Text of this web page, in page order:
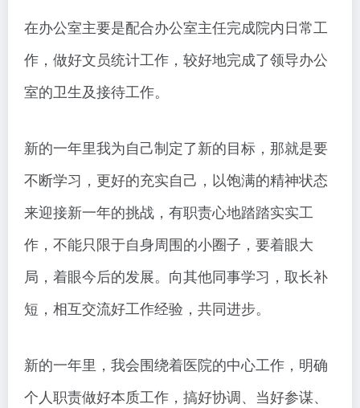
在办公室主要是配合办公室主任完成院内日常工
作，做好文员统计工作，较好地完成了领导办公
室的卫生及接待工作。
新的一年里我为自己制定了新的目标，那就是要
不断学习，更好的充实自己，以饱满的精神状态
来迎接新一年的挑战，有职责心地踏踏实实工
作，不能只限于自身周围的小圈子，要着眼大
局，着眼今后的发展。向其他同事学习，取长补
短，相互交流好工作经验，共同进步。
新的一年里，我会围绕着医院的中心工作，明确
个人职责做好本质工作，搞好协调、当好参谋、